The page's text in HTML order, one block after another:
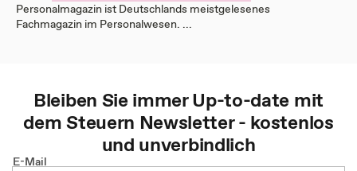
Personalmagazin ist Deutschlands meistgelesenes
Fachmagazin im Personalwesen. ...
Bleiben Sie immer Up-to-date mit
demSteuern Newsletter - kostenlos
und unverbindlich
E-Mail